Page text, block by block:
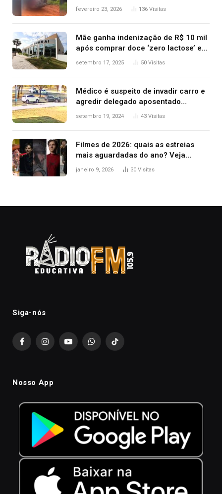
confronto dentro de caminhonete
fevereiro 23, 2026 136 Visitas
Mãe ganha indenização de R$ 10 mil
após comprar doce ‘zero lactose’ e
filha ter reação alérgica grave
setembro 17, 2025 50 Visitas
Médico é suspeito de invadir carro e
agredir delegado aposentado
durante confusão no trânsito
setembro 19, 2024 43 Visitas
Filmes de 2026: quais as estreias
mais aguardadas do ano? Veja
principais lançamentos do cinema
janeiro 9, 2026 30 Visitas
Siga-nós
FacebookInstagramYouTubeWhatsAppTikTok
Nosso App